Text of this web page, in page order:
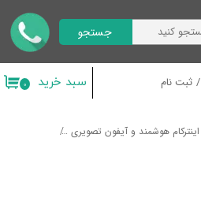
/ ثبت نام
جستجو
۰ سبد خرید
اینترکام هوشمند و آیفون تصویری